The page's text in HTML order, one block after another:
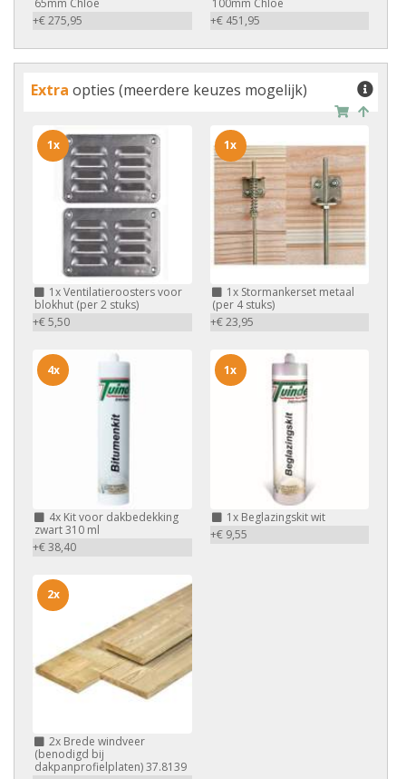
+€ 275,95
+€ 451,95
Extra opties (meerdere keuzes mogelijk)
1xVentilatieroosters voor
blokhut (per 2 stuks)
+€ 5,50
1x
1xStormankerset metaal
(per 4 stuks)
+€ 23,95
1x
4x Kit voor dakbedekking
zwart 310 ml
+€ 38,40
4x
1xBeglazingskit wit
+€ 9,55
1x
2x Brede windveer
(benodigd bij
dakpanprofielplaten) 37.8139
2x